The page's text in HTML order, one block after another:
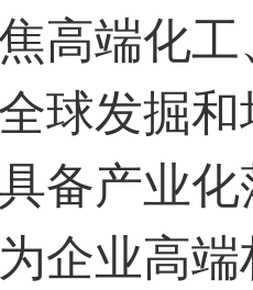
高端化
球发掘
备产业
企业高